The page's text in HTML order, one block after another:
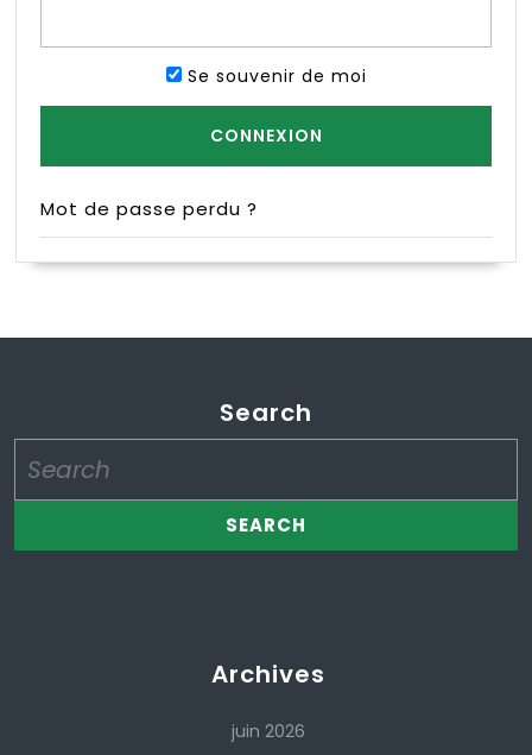
Se souvenir de moi
Mot de passe perdu ?
Search
for:
Archives
juin 2026